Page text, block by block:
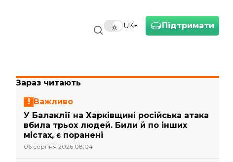
Підтримати
UK
Зараз читають
Важливо
У Балаклії на Харківщині російська атака
вбила трьох людей. Били й по інших
містах, є поранені
06 серпня 2026 08:04